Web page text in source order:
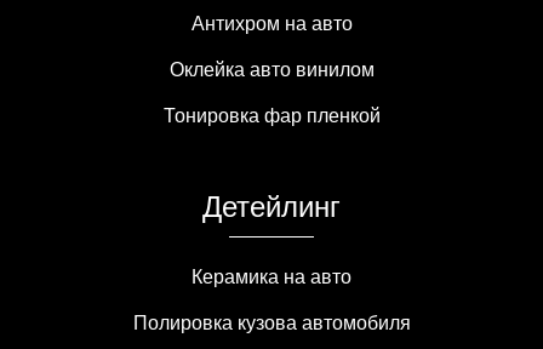
Антихром на авто
Оклейка авто винилом
Тонировка фар пленкой
Детейлинг
Керамика на авто
Полировка кузова автомобиля